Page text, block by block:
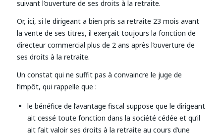
suivant l’ouverture de ses droits à la retraite.
Or, ici, si le dirigeant a bien pris sa retraite 23 mois avant
la vente de ses titres, il exerçait toujours la fonction de
directeur commercial plus de 2 ans après l’ouverture de
ses droits à la retraite.
Un constat qui ne suffit pas à convaincre le juge de
l’impôt, qui rappelle que :
le bénéfice de l’avantage fiscal suppose que le dirigeant
ait cessé toute fonction dans la société cédée et qu’il
ait fait valoir ses droits à la retraite au cours d’une